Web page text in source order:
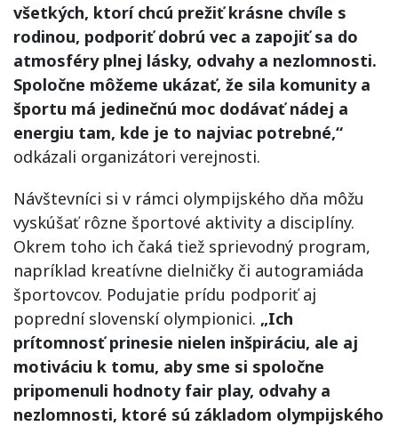
všetkých, ktorí chcú prežiť krásne chvíle s
rodinou, podporiť dobrú vec a zapojiť sa do
atmosféry plnej lásky, odvahy a nezlomnosti.
Spoločne môžeme ukázať, že sila komunity a
športu má jedinečnú moc dodávať nádej a
energiu tam, kde je to najviac potrebné,“
odkázali organizátori verejnosti.
Návštevníci si v rámci olympijského dňa môžu
vyskúšať rôzne športové aktivity a disciplíny.
Okrem toho ich čaká tiež sprievodný program,
napríklad kreatívne dielničky či autogramiáda
športovcov. Podujatie prídu podporiť aj
poprední slovenskí olympionici. „Ich
prítomnosť prinesie nielen inšpiráciu, ale aj
motiváciu k tomu, aby sme si spoločne
pripomenuli hodnoty fair play, odvahy a
nezlomnosti, ktoré sú základom olympijského